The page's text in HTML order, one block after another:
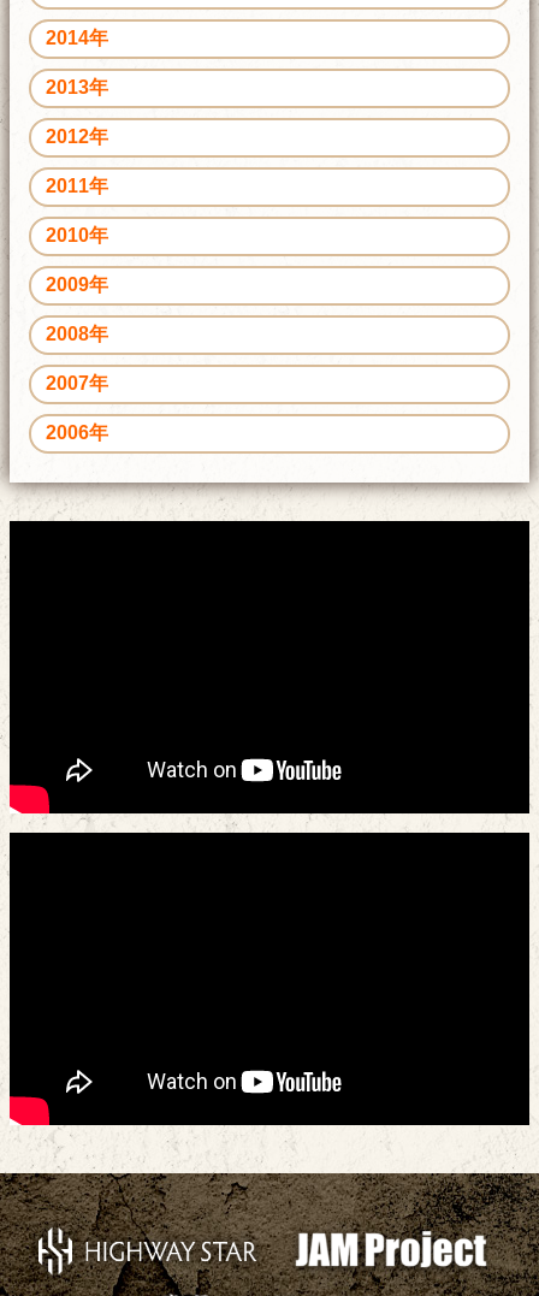
2014年
2013年
2012年
2011年
2010年
2009年
2008年
2007年
2006年